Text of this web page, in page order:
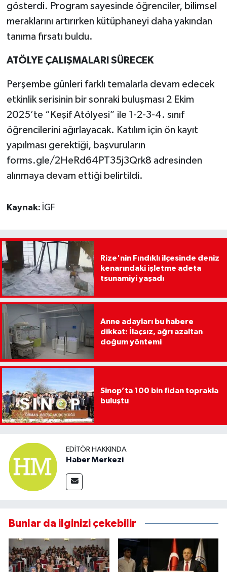
gösterdi. Program sayesinde öğrenciler, bilimsel
meraklarını artırırken kütüphaneyi daha yakından
tanıma fırsatı buldu.
ATÖLYE ÇALIŞMALARI SÜRECEK
Perşembe günleri farklı temalarla devam edecek
etkinlik serisinin bir sonraki buluşması 2 Ekim
2025’te “Keşif Atölyesi” ile 1-2-3-4. sınıf
öğrencilerini ağırlayacak. Katılım için ön kayıt
yapılması gerektiği, başvuruların
forms.gle/2HeRd64PT35j3Qrk8 adresinden
alınmaya devam ettiği belirtildi.
Kaynak: İGF
Rize'nin Fındıklı ilçesinde deniz
kenarındaki işletme adeta
tsunamiyi yaşadı
Anne adayları bu habere
dikkat: İlaçsız, ağrı azaltan
doğum yöntemi
Sinop’ta 100 bin fidan toprakla
buluştu
EDITÖR HAKKINDA
Haber Merkezi
Bunlar da ilginizi çekebilir